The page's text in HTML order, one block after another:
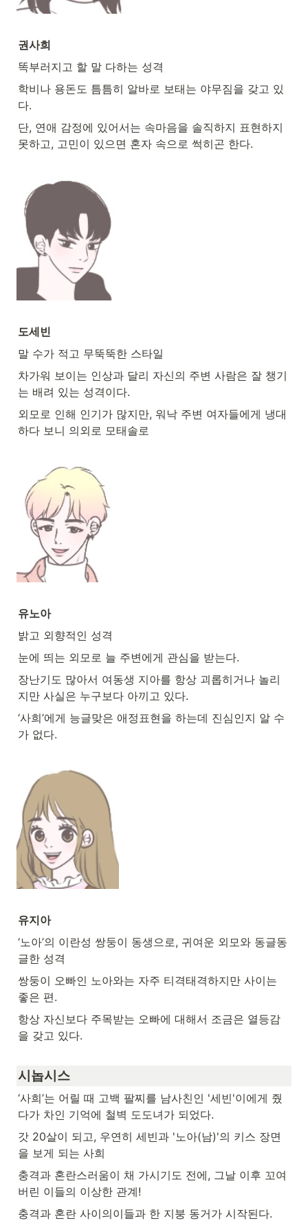
권사희
똑부러지고 할 말 다하는 성격
학비나 용돈도 틈틈히 알바로 보태는 야무짐을 갖고 있
다.
단, 연애 감정에 있어서는 속마음을 솔직하지 표현하지
못하고, 고민이 있으면 혼자 속으로 썩히곤 한다.
도세빈
말 수가 적고 무뚝뚝한 스타일
차가워 보이는 인상과 달리 자신의 주변 사람은 잘 챙기
는 배려 있는 성격이다.
외모로 인해 인기가 많지만, 워낙 주변 여자들에게 냉대
하다 보니 의외로 모태솔로
유노아
밝고 외향적인 성격
눈에 띄는 외모로 늘 주변에게 관심을 받는다.
장난기도 많아서 여동생 지아를 항상 괴롭히거나 놀리
지만 사실은 누구보다 아끼고 있다.
‘사희’에게 능글맞은 애정표현을 하는데 진심인지 알 수
가 없다.
유지아
‘노아’의 이란성 쌍둥이 동생으로, 귀여운 외모와 동글동
글한 성격
쌍둥이 오빠인 노아와는 자주 티격태격하지만 사이는
좋은 편.
항상 자신보다 주목받는 오빠에 대해서 조금은 열등감
을 갖고 있다.
시놉시스
‘사희’는 어릴 때 고백 팔찌를 남사친인 '세빈'이에게 줬
다가 차인 기억에 철벽 도도녀가 되었다.
갓 20살이 되고, 우연히 세빈과 '노아(남)'의 키스 장면
을 보게 되는 사희
충격과 혼란스러움이 채 가시기도 전에, 그날 이후 꼬여
버린 이들의 이상한 관계!
충격과 혼란 사이의이들과 한 지붕 동거가 시작된다.